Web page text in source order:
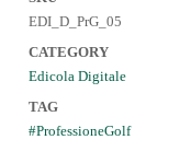
EDI_D_PrG_05
CATEGORY
Edicola Digitale
TAG
ProfessioneGolf